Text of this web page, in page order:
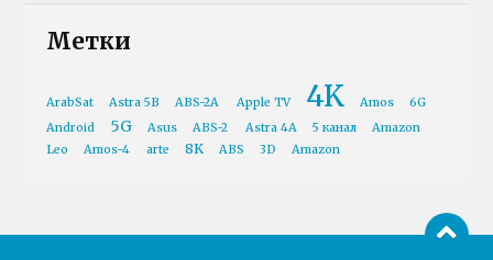
Метки
ArabSat Astra 5B ABS-2A Apple TV 4K Amos
6G
Android
5G Asus ABS-2 Astra 4A 5 канал
Amazon
Leo
Amos-4 arte 8K ABS 3D Amazon